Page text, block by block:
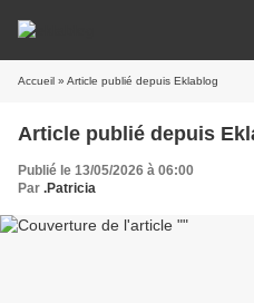
Accueil » Article publié depuis Eklablog
Article
Publié le 13/05/2026 à 06:00
Par .Patricia